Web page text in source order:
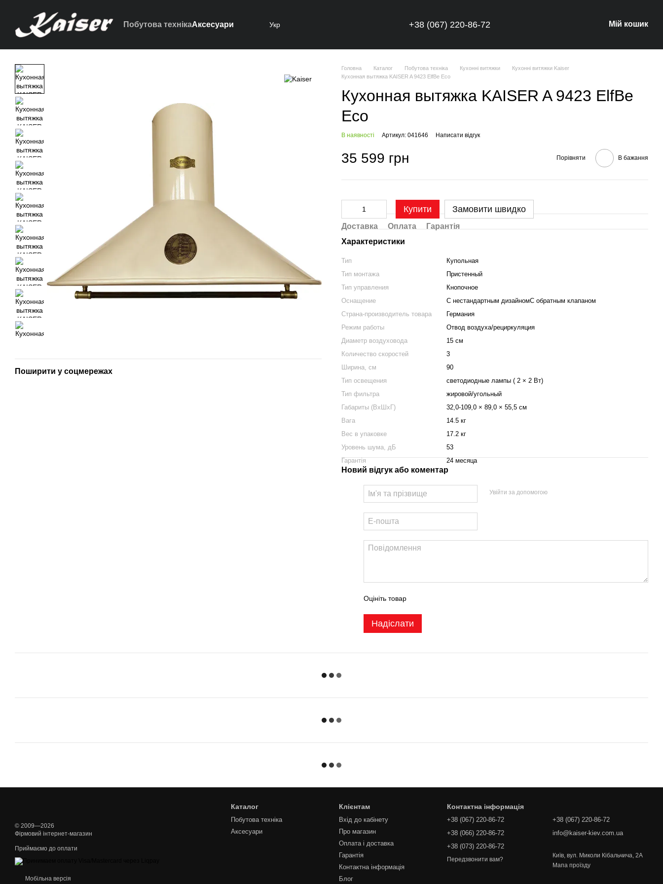
Побутова технікаАксесуари Укр +38 (067) 220-86-72 Мій кошик
Поширити у соцмережах
Головна Каталог Побутова техніка Кухонні витяжки
Кухонні витяжки Kaiser
Кухонная вытяжка KAISER A 9423 ElfBe Eco
Кухонная вытяжка KAISER A 9423 ElfBe
Eco
В наявності Артикул: 041646 Написати відгук
35 599 грн Порівняти В бажання
Купити Замовити швидко
Доставка Оплата
Гарантія
Характеристики
Тип
Купольная
Тип монтажа
Пристенный
Тип управления
Кнопочное
Оснащение
С нестандартным дизайномС обратным клапаном
Страна-производитель товара
Германия
Режим работы
Отвод воздуха/рециркуляция
Диаметр воздуховода
15 см
Количество скоростей
3
Ширина, см
90
Тип освещения
светодиодные лампы ( 2 × 2 Вт)
Тип фильтра
жировой/угольный
Габариты (ВхШхГ)
32,0-109,0 × 89,0 × 55,5 см
Вага
14.5 кг
Вес в упаковке
17.2 кг
Уровень шума, дБ
53
Гарантія
24 месяца
Новий відгук або коментар
Увійти за допомогою
Оцініть товар
Надіслати
© 2009—2026
Фірмовий інтернет-магазин
Приймаємо до оплати
Мобільна версія
Каталог
Побутова техніка
Аксесуари
Клієнтам
Вхід до кабінету
Про магазин
Оплата і доставка
Гарантія
Контактна інформація
Блог
Контактна інформація
+38 (067) 220-86-72
+38 (066) 220-86-72
+38 (073) 220-86-72
Передзвонити вам?
+38 (067) 220-86-72
info@kaiser-kiev.com.ua
Київ, вул. Миколи Кібальчича, 2А
Мапа проїзду